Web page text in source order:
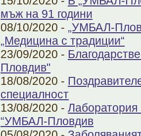
мъж на 91 години
08/10/2020 - „УМБАЛ-
„Медицина с традиции“
23/09/2020 -
Пловдив"
18/08/2020 -
специалност
13/08/2020 - Лаборатория
“УМБАЛ-Пловдив